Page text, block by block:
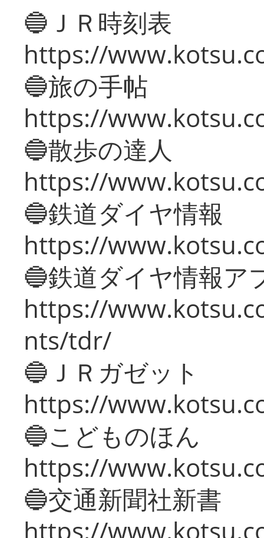
🔵ＪＲ時刻表
https://
🔵旅の手帖
https://
🔵散歩の達人
https://
🔵鉄道ダイヤ情報
https://
🔵鉄道ダイヤ情報ア
https://
nts/tdr/
🔵ＪＲガゼット
https://
🔵こどものほん
https://
🔵交通新聞社新書
https://